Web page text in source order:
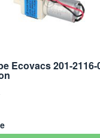
Ecovacs 201-